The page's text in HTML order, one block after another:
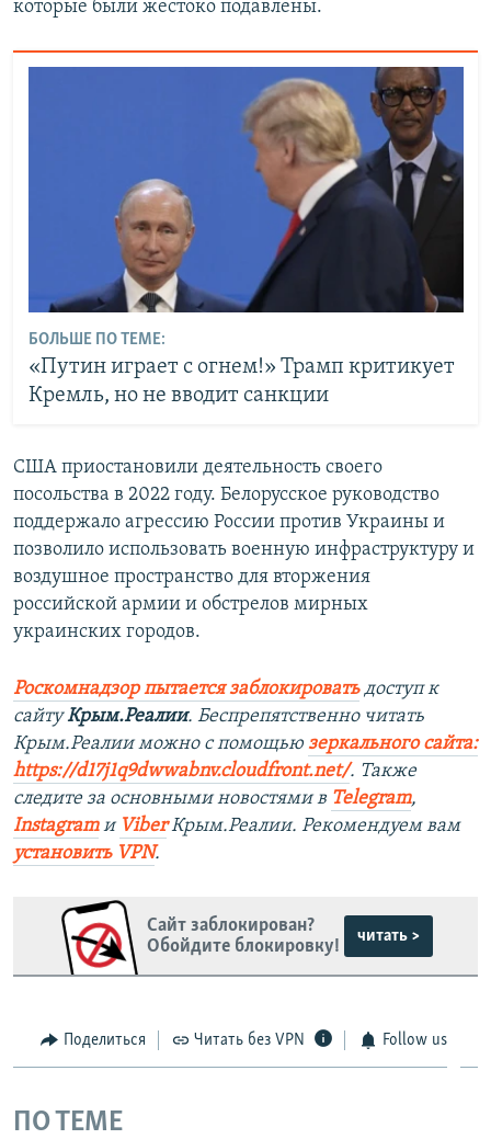
которые были жестоко подавлены.
БОЛЬШЕ ПО ТЕМЕ:
«Путин играет с огнем!» Трамп критикует
Кремль, но не вводит санкции
США приостановили деятельность своего
посольства в 2022 году. Белорусское руководство
поддержало агрессию России против Украины и
позволило использовать военную инфраструктуру и
воздушное пространство для вторжения
российской армии и обстрелов мирных
украинских городов.
Роскомнадзор пытается заблокироватьдоступ к
сайтуКрым.Реалии. Беспрепятственно читать
Крым.Реалии можно с помощью зеркального сайта:
https://d17j1q9dwwabnv.cloudfront.net/. Также
следите за основными новостями в Telegram,
Instagramи ViberКрым.Реалии. Рекомендуем вам
установить VPN.
Сайт заблокирован?
Обойдите блокировку!
читать >
Поделиться Читать без VPN Follow us
ПО ТЕМЕ